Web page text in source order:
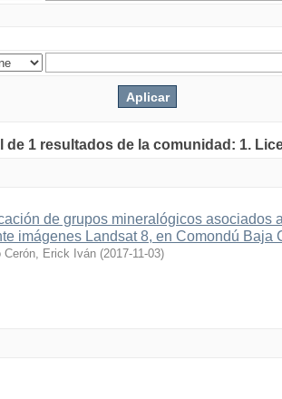
de 1 resultados de la comunidad: 1.
de grupos mineralógicos asociados
imágenes Landsat 8, en Comondú Baja
Cerón, Erick Iván (2017-11-03)